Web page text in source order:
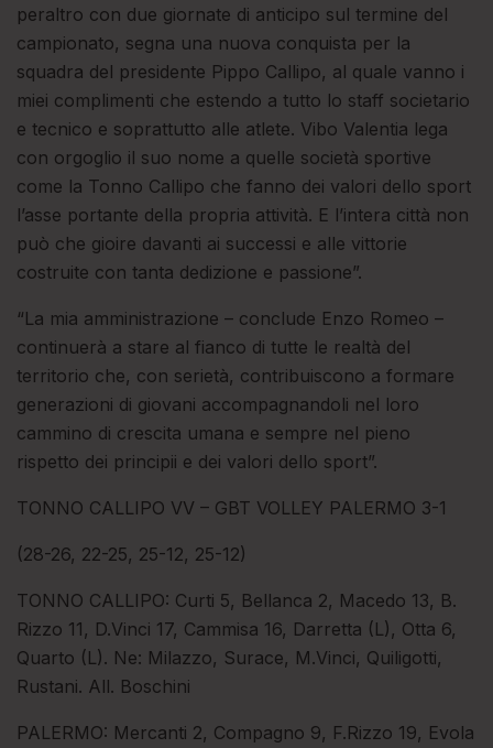
peraltro con due giornate di anticipo sul termine del
campionato, segna una nuova conquista per la
squadra del presidente Pippo Callipo, al quale vanno i
miei complimenti che estendo a tutto lo staff societario
e tecnico e soprattutto alle atlete. Vibo Valentia lega
con orgoglio il suo nome a quelle società sportive
come la Tonno Callipo che fanno dei valori dello sport
l’asse portante della propria attività. E l’intera città non
può che gioire davanti ai successi e alle vittorie
costruite con tanta dedizione e passione”.
“La mia amministrazione – conclude Enzo Romeo –
continuerà a stare al fianco di tutte le realtà del
territorio che, con serietà, contribuiscono a formare
generazioni di giovani accompagnandoli nel loro
cammino di crescita umana e sempre nel pieno
rispetto dei principii e dei valori dello sport”.
TONNO CALLIPO VV – GBT VOLLEY PALERMO 3-1
(28-26, 22-25, 25-12, 25-12)
TONNO CALLIPO: Curti 5, Bellanca 2, Macedo 13, B.
Rizzo 11, D.Vinci 17, Cammisa 16, Darretta (L), Otta 6,
Quarto (L). Ne: Milazzo, Surace, M.Vinci, Quiligotti,
Rustani. All. Boschini
PALERMO: Mercanti 2, Compagno 9, F.Rizzo 19, Evola